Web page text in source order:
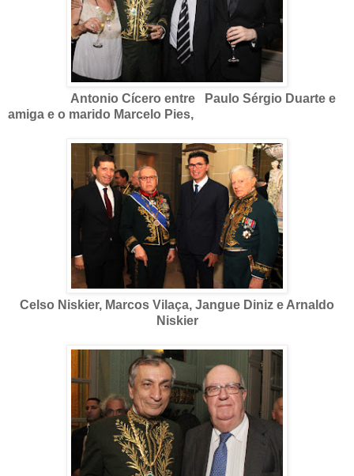
Antonio Cícero entre Paulo Sérgio Duarte e
amiga e o marido Marcelo Pies,
Celso Niskier, Marcos Vilaça, Jangue Diniz e Arnaldo
Niskier